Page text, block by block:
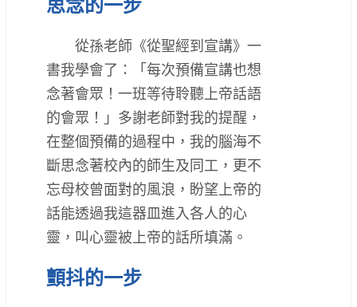
從孫老師《從聖經到宣講》一
書我學會了：「每次預備宣講也想
念著會眾！一班等待聆聽上帝話語
的會眾！」多謝老師對我的提醒，
在整個預備的過程中，我的腦海不
斷思念著校內的師生及同工，更不
忘母校曾面對的風浪，盼望上帝的
話能透過我這器皿進入各人的心
靈，叫心靈被上帝的話所填滿。
顫抖的一步